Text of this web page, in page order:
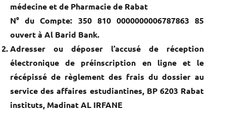
médecine et de Pharmacie de Rabat
N° du Compte: 350 810 0000000006787863 85
ouvert à Al Barid Bank.
Adresser ou déposer l’accusé de réception
électronique de préinscription en ligne et le
récépissé de règlement des frais du dossier au
service des affaires estudiantines, BP 6203 Rabat
instituts, Madinat AL IRFANE